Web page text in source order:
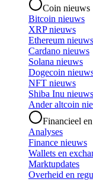
Coin nieuws
Bitcoin nieuws
XRP nieuws
Ethereum nieuws
Cardano nieuws
Solana nieuws
Dogecoin
NFT nieuws
Shiba Inu nieuws
Ander altcoin
Financieel
Analyses
Finance nieuws
Wallets en
Marktupdates
Overheid en